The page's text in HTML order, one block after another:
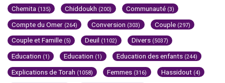
Chemita (135) Chiddoukh (200) Communauté (3)
Compte du Omer (264) Conversion (303) Couple (297)
Couple et Famille (5) Deuil (1102) Divers (5037)
Education (1) Education (1) Education des enfants (244)
Explications de Torah (1058) Femmes (316) Hassidout (4)